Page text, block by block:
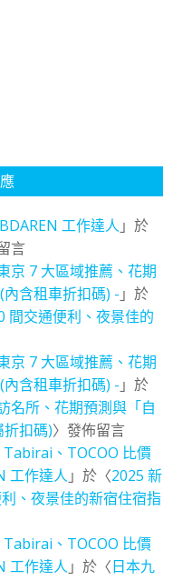
工作達人 」於
言
京 7 大區域推薦、花期
含租車折扣碼) - 」於
間交通便利、夜景佳的
京 7 大區域推薦、花期
含租車折扣碼) - 」於
名所、花期預測與「自
扣碼)〉發佈留言
、TOCOO 比價
工作達人 」於〈2025 新
、夜景佳的新宿住宿指
、TOCOO 比價
工作達人 」於〈日本九